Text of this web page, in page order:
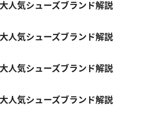
人気シューズブランド解説
人気シューズブランド解説
人気シューズブランド解説
人気シューズブランド解説